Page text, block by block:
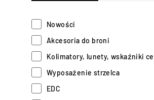
Nowości
Akcesoria do broni
Kolimatory, lunety, wskaźniki
Wyposażenie strzelca
EDC